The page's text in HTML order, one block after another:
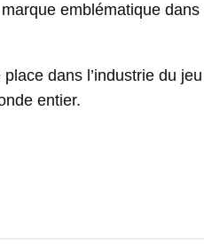
emblématique dans
dans l’industrie du
entier.